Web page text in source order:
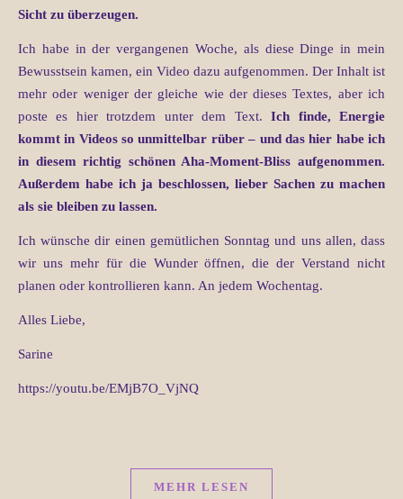
Sicht zu überzeugen.
Ich habe in der vergangenen Woche, als diese Dinge in mein
Bewusstsein kamen, ein Video dazu aufgenommen. Der Inhalt ist
mehr oder weniger der gleiche wie der dieses Textes, aber ich
poste es hier trotzdem unter dem Text.Ich finde, Energie
kommt in Videos so unmittelbar rüber – und das hier habe ich
in diesem richtig schönen Aha-Moment-Bliss aufgenommen.
Außerdem habe ich ja beschlossen, lieber Sachen zu machen
als sie bleiben zu lassen.
Ich wünsche dir einen gemütlichen Sonntag und uns allen, dass
wir uns mehr für die Wunder öffnen, die der Verstand nicht
planen oder kontrollieren kann. An jedem Wochentag.
Alles Liebe,
Sarine
https://youtu.be/EMjB7O_VjNQ
MEHR LESEN